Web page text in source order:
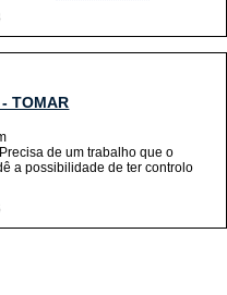
TOMAR
de um trabalho que o
a possibilidade de ter controlo